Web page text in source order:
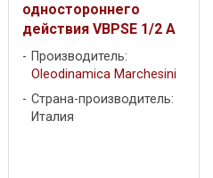
одностороннего
действия VBPSE 1/2 A
Производитель:
Oleodinamica Marchesini
Страна-производитель:
Италия